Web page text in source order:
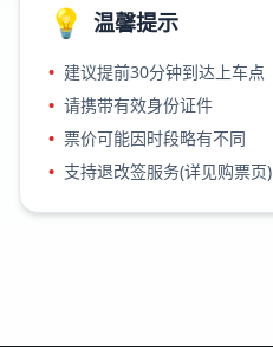
💡 温馨提示
• 建议提前30分钟到达上车点
• 请携带有效身份证件
• 票价可能因时段略有不同
• 支持退改签服务(详见购票页)